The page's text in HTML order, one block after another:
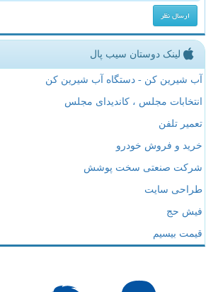
لینک دوستان سیب پال
آب شیرین کن - دستگاه آب شیرین کن
انتخابات مجلس ، کاندیدای مجلس
تعمیر تلفن
خرید و فروش خودرو
شرکت صنعتی سخت پوشش
طراحی سایت
فیش حج
قیمت بیسیم